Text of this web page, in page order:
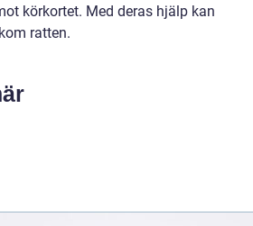
körkortet. Med deras hjälp kan
ratten.